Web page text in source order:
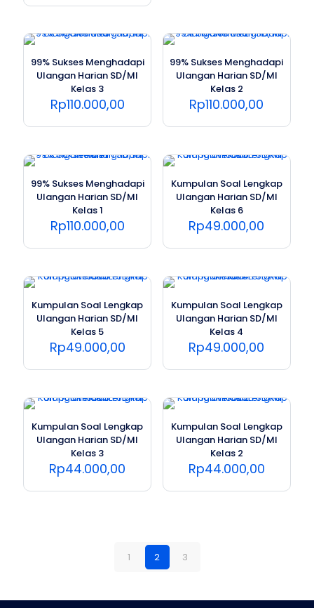
99% Sukses Menghadapi
Ulangan Harian SD/MI
Kelas 3
Rp110.000,00
99% Sukses Menghadapi
Ulangan Harian SD/MI
Kelas 2
Rp110.000,00
99% Sukses Menghadapi
Ulangan Harian SD/MI
Kelas 1
Rp110.000,00
Kumpulan Soal Lengkap
Ulangan Harian SD/MI
Kelas 6
Rp49.000,00
Kumpulan Soal Lengkap
Ulangan Harian SD/MI
Kelas 5
Rp49.000,00
Kumpulan Soal Lengkap
Ulangan Harian SD/MI
Kelas 4
Rp49.000,00
Kumpulan Soal Lengkap
Ulangan Harian SD/MI
Kelas 3
Rp44.000,00
Kumpulan Soal Lengkap
Ulangan Harian SD/MI
Kelas 2
Rp44.000,00
1 2 3